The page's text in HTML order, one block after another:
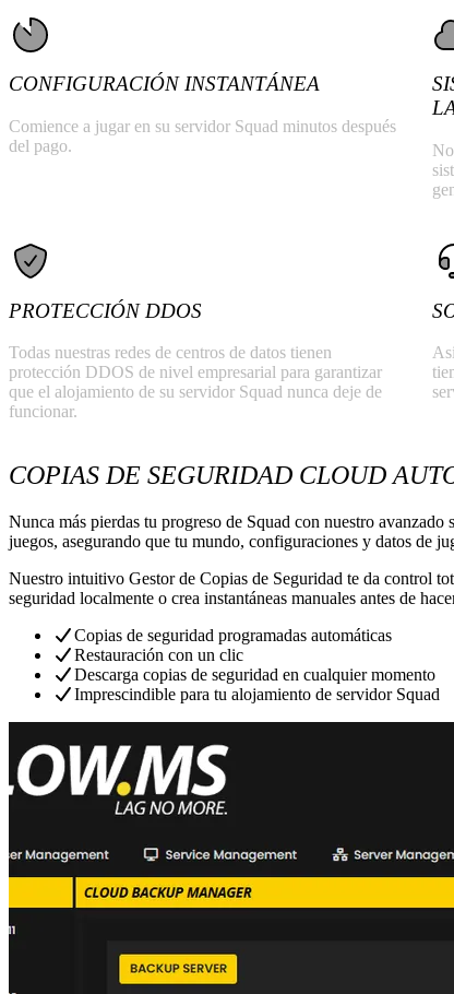
CONFIGURACIÓN INSTANTÁNEA
Comience a jugar en su servidor Squad minutos después
del pago.
PROTECCIÓN DDOS
Todas nuestras redes de centros de datos tienen
protección DDOS de nivel empresarial para garantizar
que el alojamiento de su servidor Squad nunca deje de
funcionar.
COPIAS DE SEGURIDAD CLOUD
Nunca más pierdas tu progreso de Squad con nuestro
juegos, asegurando que tu mundo, configuraciones y datos de
Nuestro intuitivo Gestor de Copias de Seguridad te da control
seguridad localmente o crea instantáneas manuales antes de
Copias de seguridad programadas automáticas
Restauración con un clic
Descarga copias de seguridad en cualquier momento
Imprescindible para tu alojamiento de servidor Squad